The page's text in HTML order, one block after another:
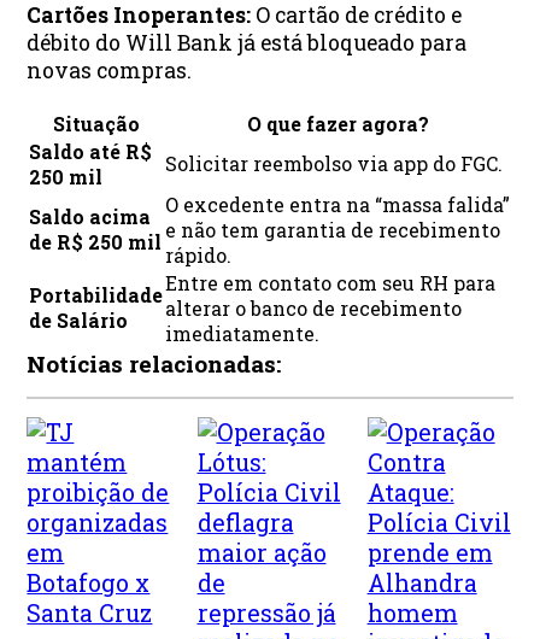
Cartões Inoperantes: O cartão de crédito e
débito do Will Bank já está bloqueado para
novas compras.
Situação
O que fazer agora?
Saldo até R$
250 mil
Solicitar reembolso via app do FGC.
Saldo acima
de R$ 250 mil
O excedente entra na “massa falida”
e não tem garantia de recebimento
rápido.
Portabilidade
de Salário
Entre em contato com seu RH para
alterar o banco de recebimento
imediatamente.
Notícias relacionadas: